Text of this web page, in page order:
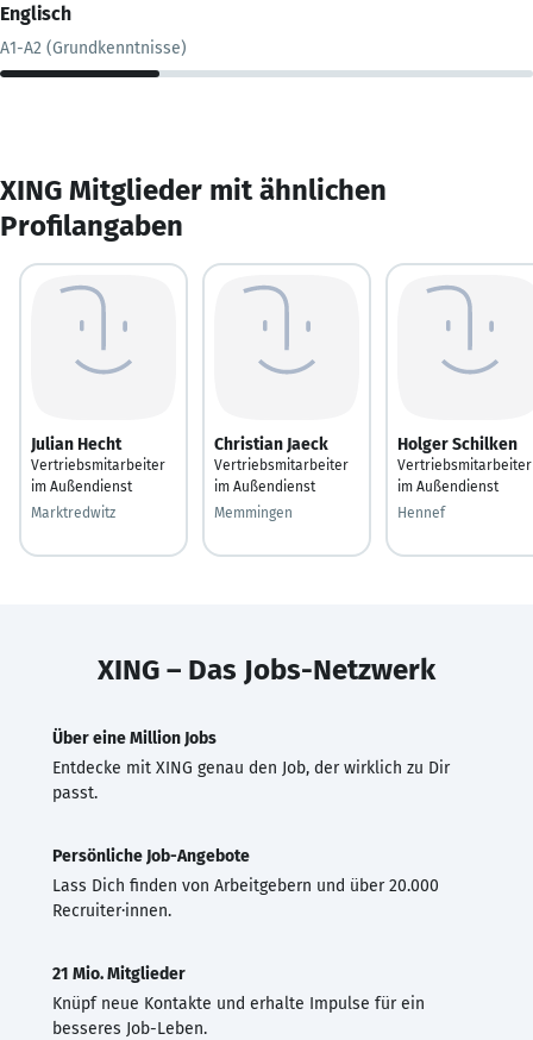
Englisch
A1-A2 (Grundkenntnisse)
XING Mitglieder mit ähnlichen
Profilangaben
Julian Hecht
Vertriebsmitarbeiter
im Außendienst
Marktredwitz
Christian Jaeck
Vertriebsmitarbeiter
im Außendienst
Memmingen
Holger Schilken
Vertriebsmitarbeiter
im Außendienst
Hennef
XING – Das Jobs-Netzwerk
Über eine Million Jobs
Entdecke mit XING genau den Job, der wirklich zu Dir
passt.
Persönliche Job-Angebote
Lass Dich finden von Arbeitgebern und über 20.000
Recruiter·innen.
21 Mio. Mitglieder
Knüpf neue Kontakte und erhalte Impulse für ein
besseres Job-Leben.